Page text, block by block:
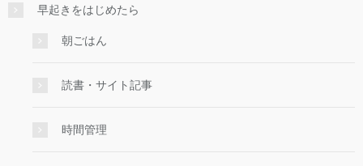
早起きをはじめたら
朝ごはん
読書・サイト記事
時間管理